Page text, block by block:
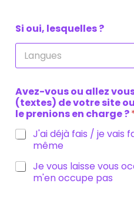
Si oui, lesquelles ?
Avez-vous ou allez
(textes) de votre site
le prenions en charge ?
J'ai déjà fais / je vais
même
Je vous laisse vous
m'en occupe pas